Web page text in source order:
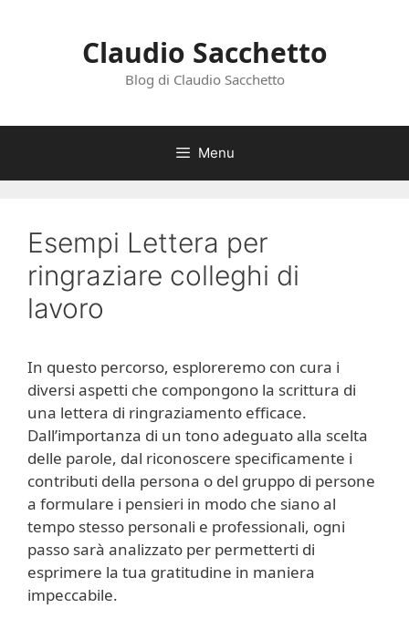
Claudio Sacchetto
Blog di Claudio Sacchetto
Menu
Esempi Lettera per
ringraziare colleghi di
lavoro
In questo percorso, esploreremo con cura i
diversi aspetti che compongono la scrittura di
una lettera di ringraziamento efficace.
Dall’importanza di un tono adeguato alla scelta
delle parole, dal riconoscere specificamente i
contributi della persona o del gruppo di persone
a formulare i pensieri in modo che siano al
tempo stesso personali e professionali, ogni
passo sarà analizzato per permetterti di
esprimere la tua gratitudine in maniera
impeccabile.